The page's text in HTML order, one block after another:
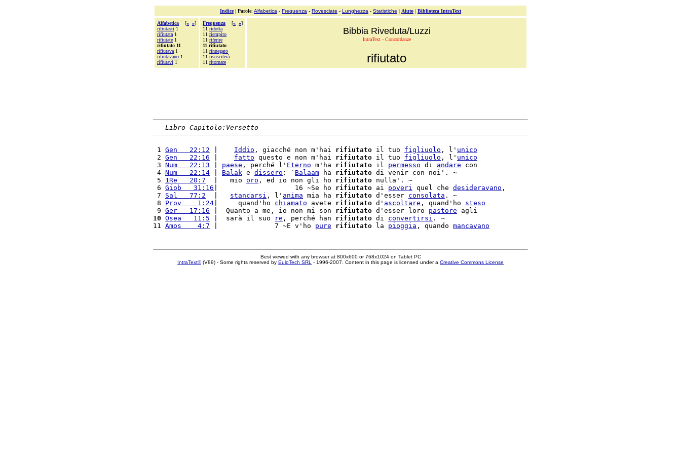
Indice| Parole: Alfabetica - Frequenza - Rovesciate - Lunghezza - Statistiche | Aiuto | Biblioteca IntraText
Alfabetica [« »]
rifiutasti 1
rifiutata 1
rifiutate 1
rifiutato 11
rifiutava 1
rifiutavano 1
rifiutavi 1
Frequenza [« »]
11 ridotta
11 riempito
11 riferire
11 rifiutato
11 rinnegato
11 risusciterà
11 ritornare
Bibbia Riveduta/Luzzi
IntraText - Concordanze
rifiutato
Libro Capitolo:Versetto
1 Gen   22:12 Iddio , giacché non m'hai rifiutato il tuo figliuolo , l' unico
2 Gen   22:16 fatto questo e non m'hai rifiutato il tuo figliuolo , l' unico
3 Num   22:13 paese , perché l' Eterno m'ha rifiutato il permesso di andare con
4 Num   22:14 Balak e dissero : ` Balaam ha rifiutato di venir con noi'. ~
5 1Re   20:7
  |   mio
oro , ed io non gli ho rifiutato nulla'. ~
6 Giob   31:16 |                   16 ~Se ho rifiutato ai poveri quel che desideravano ,
7 Sal   77:2 stancarsi , l' anima mia ha rifiutato d'esser consolata . ~
8 Prov    1:24 |     quand'ho chiamato avete rifiutato d' ascoltare , quand'ho steso
9 Ger   17:16 |  Quanto a me, io non mi son rifiutato d'esser loro pastore
10 Osea   11:5 |  sarà il suo re , perché han rifiutato di convertirsi . ~
11 Amos    4:7 |              7 ~E v'ho pure rifiutato la pioggia , quando mancavano
Best viewed with any browser at 800x600 or 768x1024 on Tablet PC
IntraText®(V89) - Some rights reserved by EuloTech SRL - 1996-2007. Content in this page is licensed under a Creative Commons License